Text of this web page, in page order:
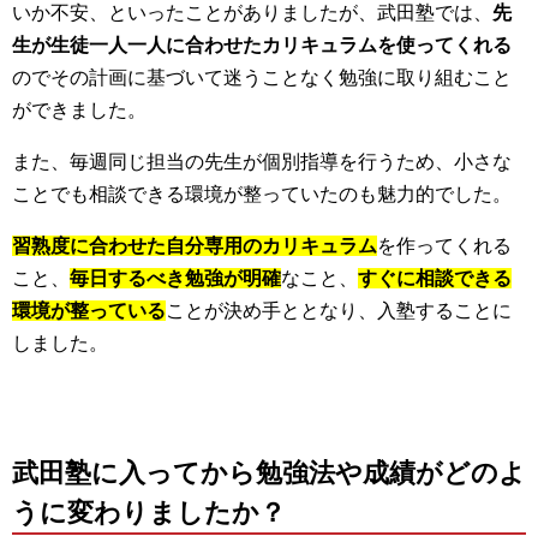
いか不安、といったことがありましたが、武田塾では、 先
生が生徒一人一人に合わせたカリキュラムを使ってくれる
のでその計画に基づいて迷うことなく勉強に取り組むこと
ができました。
また、毎週同じ担当の先生が個別指導を行うため、小さな
ことでも相談できる環境が整っていたのも魅力的でした。
習熟度に合わせた自分専用のカリキュラムを作ってくれる
こと、 毎日するべき勉強が明確なこと、 すぐに相談できる
環境が整っていることが決め手と となり、入塾することに
しました。
武田塾に入ってから勉強法や成績がどのよ
うに変わりましたか？